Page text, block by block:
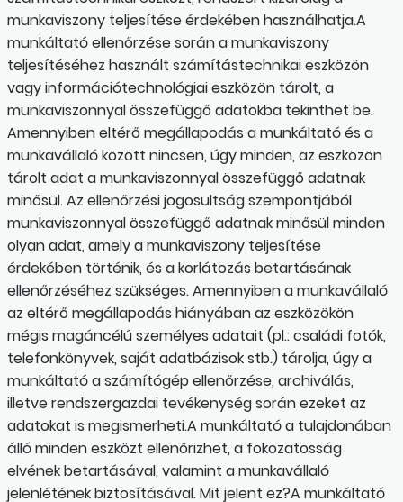
munkaviszony teljesítése érdekében használhatja.A
munkáltató ellenőrzése során a munkaviszony
teljesítéséhez használt számítástechnikai eszközön
vagy információtechnológiai eszközön tárolt, a
munkaviszonnyal összefüggő adatokba tekinthet be.
Amennyiben eltérő megállapodás a munkáltató és a
munkavállaló között nincsen, úgy minden, az eszközön
tárolt adat a munkaviszonnyal összefüggő adatnak
minősül. Az ellenőrzési jogosultság szempontjából
munkaviszonnyal összefüggő adatnak minősül minden
olyan adat, amely a munkaviszony teljesítése
érdekében történik, és a korlátozás betartásának
ellenőrzéséhez szükséges. Amennyiben a munkavállaló
az eltérő megállapodás hiányában az eszközökön
mégis magáncélú személyes adatait (pl.: családi fotók,
telefonkönyvek, saját adatbázisok stb.) tárolja, úgy a
munkáltató a számítógép ellenőrzése, archiválás,
illetve rendszergazdai tevékenység során ezeket az
adatokat is megismerheti.A munkáltató a tulajdonában
álló minden eszközt ellenőrizhet, a fokozatosság
elvének betartásával, valamint a munkavállaló
jelenlétének biztosításával. Mit jelent ez?A munkáltató